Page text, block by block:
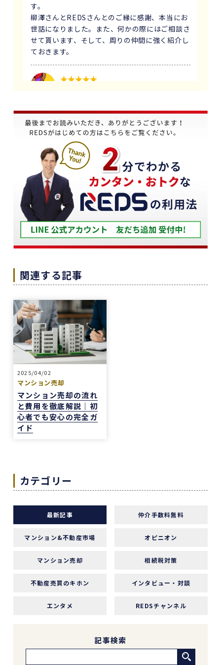
す。
柳澤さんとREDSさんとのご縁に感謝、本当にお
世話になりました。また、何かの際にはご相談さ
せて貰います、そして、周りの仲間に強く紹介し
ておきます。
受け、すぐにREDSを紹介しました。
他の不動産会社と違って、売り込みが全くなく自
分のペースで進めることが出来るのが非常に大き
かったです。
担当の下山さんには大変お世話になりました。
築年数が厳しい条件の中、数々の条件を伝えたと
ころ、適切かつ具体的に提案していただきまし
た。
下山さんの人柄も安心でき、打ち合わせの時に、
冗談や笑い話が多く、不動産売却のことを忘れて
しております。
また機会があれば是非REDSを利用したいし、紹
介していきたいと思います。
エージェントの指名は下山さんをオススメしま
す！
本当にありがとうございました！
1 か月前
中古マンションの売却でお世話になりました。
担当の志水様は、ベテランならではの豊富な知識
で市場動向や適正価格を丁寧に解説してくださ
等を一切行わないという徹底した透明性です。こ
の誠実な姿勢と親身な対応に、人間としても深い
信頼を置くことができました。
結果として非常に満足のいく売却ができ、今後も
購入の機会があればぜひ志水様にお願いしたいと
考えています。知人にも自信を持って紹介できる
REDSは、自分でSUUMOなどを使って物件検索
に寄り添うというより、不動産会社側が売りたい
物件を勧められているように感じることもありま
関連する記事
2025/04/02
マンション売却
マンション売却の流れ
と費用を徹底解説｜初
心者でも安心の完全ガ
イド
カテゴリー
最新記事 仲介手数料無料
マンション&不動産市場 オピニオン
マンション売却 相続税対策
不動産売買のキホン インタビュー・対談
エンタメ REDSチャンネル
記事検索